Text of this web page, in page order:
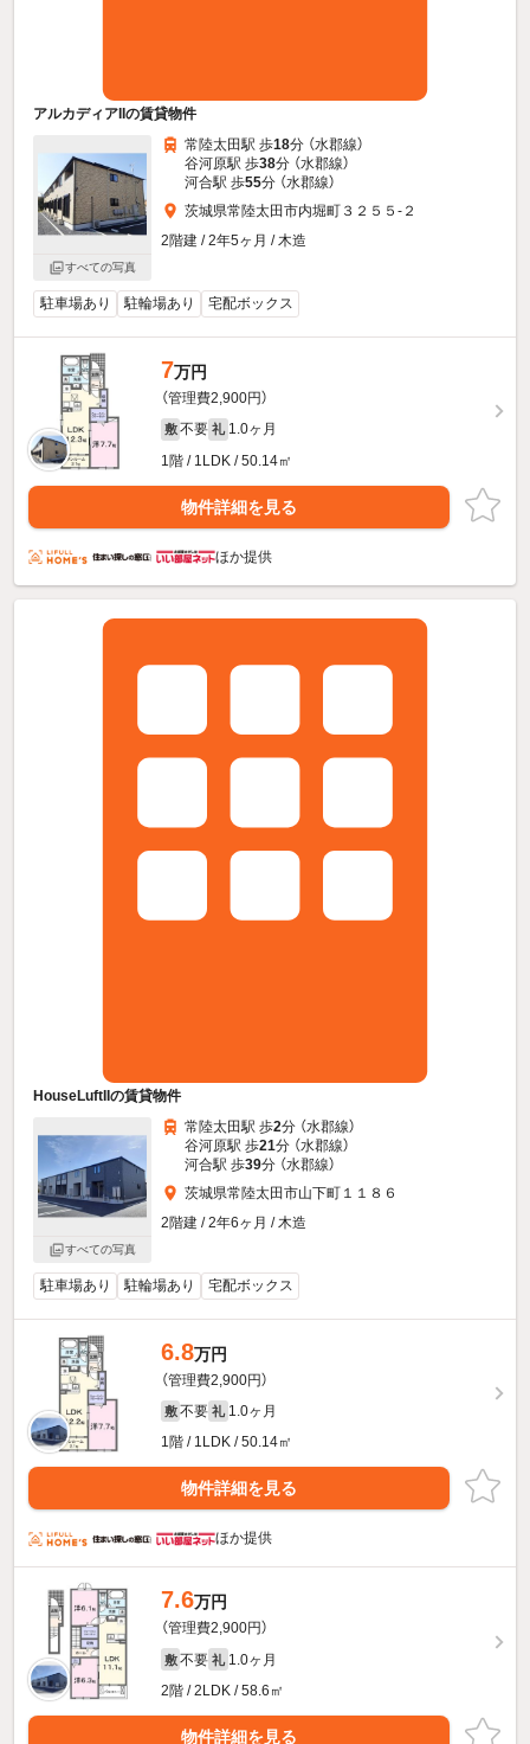
アルカディアIIの賃貸物件
すべての写真
常陸太田駅 歩18分 （水郡線）
谷河原駅 歩38分 （水郡線）
河合駅 歩55分 （水郡線）
茨城県常陸太田市内堀町３２５５-２
2階建 / 2年5ヶ月 / 木造
駐車場あり 駐輪場あり 宅配ボックス
7万円
（管理費2,900円）
敷 不要 礼 1.0ヶ月
1階 / 1LDK / 50.14㎡
物件詳細を見る
ほか提供
HouseLuftIIの賃貸物件
すべての写真
常陸太田駅 歩2分 （水郡線）
谷河原駅 歩21分 （水郡線）
河合駅 歩39分 （水郡線）
茨城県常陸太田市山下町１１８６
2階建 / 2年6ヶ月 / 木造
駐車場あり 駐輪場あり 宅配ボックス
6.8万円
（管理費2,900円）
敷 不要 礼 1.0ヶ月
1階 / 1LDK / 50.14㎡
物件詳細を見る
ほか提供
7.6万円
（管理費2,900円）
敷 不要 礼 1.0ヶ月
2階 / 2LDK / 58.6㎡
物件詳細を見る